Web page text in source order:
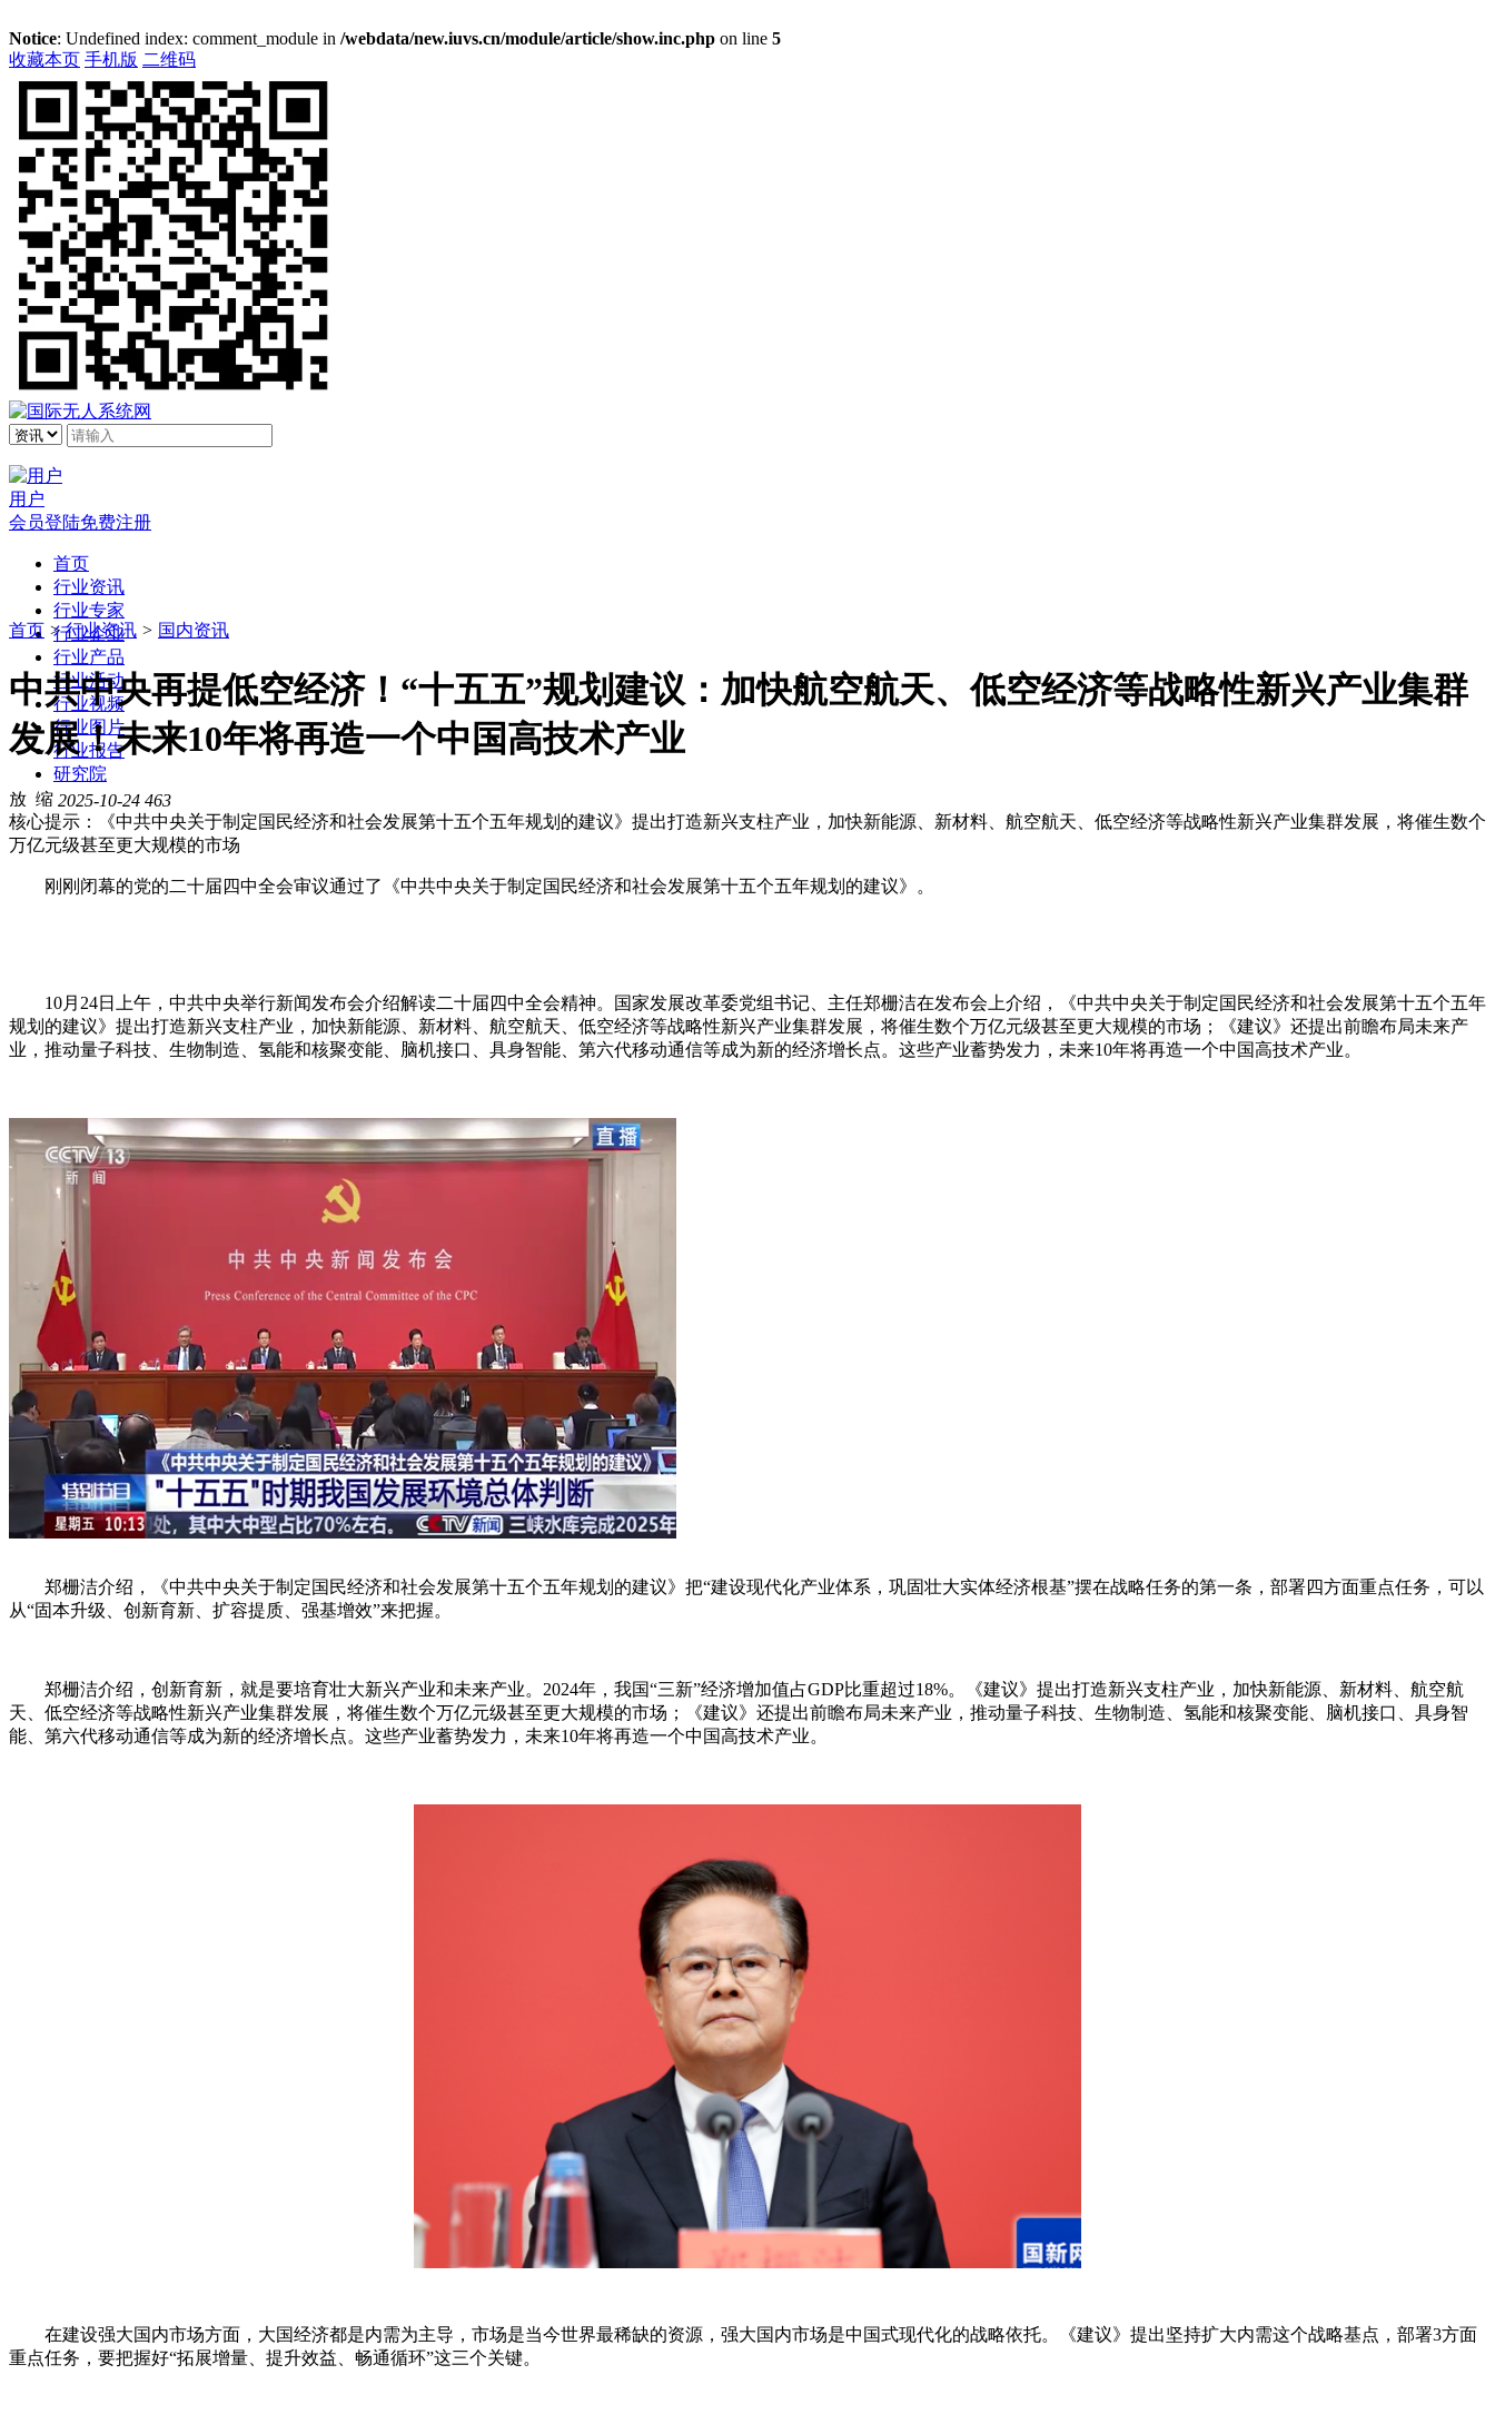
Notice: Undefined index: comment_module in /webdata/new.iuvs.cn/module/article/show.inc.php on line 5
收藏本页 手机版 二维码
用户
会员登陆免费注册
首页
行业资讯
行业专家
行业企业
行业产品
行业活动
行业视频
行业图片
行业报告
研究院
首页 > 行业资讯 > 国内资讯
中共中央再提低空经济！“十五五”规划建议：加快航空航天、低空经济等战略性新兴产业集群
发展！未来10年将再造一个中国高技术产业
2025-10-24 463
核心提示：《中共中央关于制定国民经济和社会发展第十五个五年规划的建议》提出打造新兴支柱产业，加快新能源、新材料、航空航天、低空经济等战略性新兴产业集群发展，将催生数个
万亿元级甚至更大规模的市场
刚刚闭幕的党的二十届四中全会审议通过了《中共中央关于制定国民经济和社会发展第十五个五年规划的建议》。
10月24日上午，中共中央举行新闻发布会介绍解读二十届四中全会精神。国家发展改革委党组书记、主任郑栅洁在发布会上介绍，《中共中央关于制定国民经济和社会发展第十五个五年
规划的建议》提出打造新兴支柱产业，加快新能源、新材料、航空航天、低空经济等战略性新兴产业集群发展，将催生数个万亿元级甚至更大规模的市场；《建议》还提出前瞻布局未来产
业，推动量子科技、生物制造、氢能和核聚变能、脑机接口、具身智能、第六代移动通信等成为新的经济增长点。这些产业蓄势发力，未来10年将再造一个中国高技术产业。
郑栅洁介绍，《中共中央关于制定国民经济和社会发展第十五个五年规划的建议》把“建设现代化产业体系，巩固壮大实体经济根基”摆在战略任务的第一条，部署四方面重点任务，可以
从“固本升级、创新育新、扩容提质、强基增效”来把握。
郑栅洁介绍，创新育新，就是要培育壮大新兴产业和未来产业。2024年，我国“三新”经济增加值占GDP比重超过18%。《建议》提出打造新兴支柱产业，加快新能源、新材料、航空航
天、低空经济等战略性新兴产业集群发展，将催生数个万亿元级甚至更大规模的市场；《建议》还提出前瞻布局未来产业，推动量子科技、生物制造、氢能和核聚变能、脑机接口、具身智
能、第六代移动通信等成为新的经济增长点。这些产业蓄势发力，未来10年将再造一个中国高技术产业。
在建设强大国内市场方面，大国经济都是内需为主导，市场是当今世界最稀缺的资源，强大国内市场是中国式现代化的战略依托。《建议》提出坚持扩大内需这个战略基点，部署3方面
重点任务，要把握好“拓展增量、提升效益、畅通循环”这三个关键。